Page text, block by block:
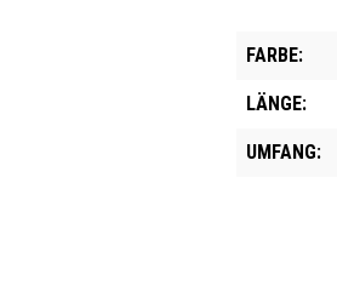
FARBE:
LÄNGE:
UMFANG: